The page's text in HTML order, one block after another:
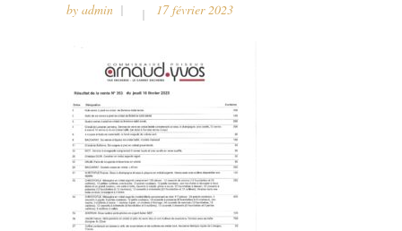
by admin 17 février 2023